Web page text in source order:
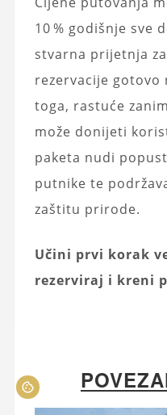
10 % godišnje sve
stvarna prijetnja
rezervacije gotovo
toga, rastuće
može donijeti
paketa nudi
putnike te
zaštitu prirode.
Učini prvi korak
rezerviraj i kreni